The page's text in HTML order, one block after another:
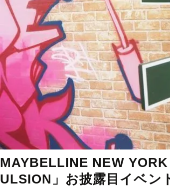
MAYBELLINE NEW
ULSION」お披露目イベ